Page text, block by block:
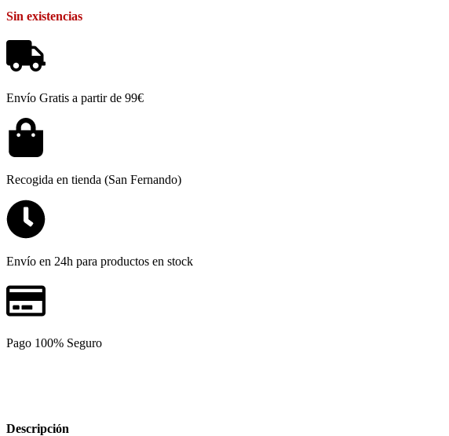
Sin existencias
Envío Gratis a partir de 99€
Recogida en tienda (San Fernando)
Envío en 24h para productos en stock
Pago 100% Seguro
Descripción